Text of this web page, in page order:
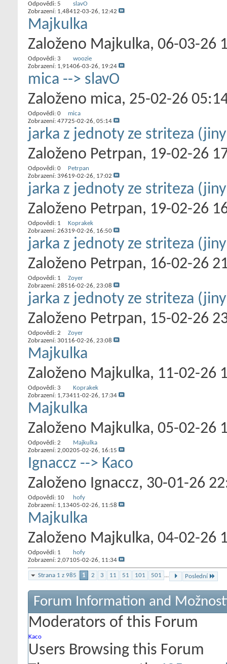
Odpovědi: 5
Zobrazení: 1,484
slavO
12-03-26, 12:42
Majkulka
Založeno Majkulka‎, 06-03-26
Odpovědi: 3
Zobrazení: 1,914
woozie
06-03-26, 19:24
mica --> slavO
Založeno mica‎, 25-02-26
Odpovědi: 0
Zobrazení: 477
mica
25-02-26, 05:14
jarka z jednoty ze striteza
Založeno Petrpan‎, 19-02-26
Odpovědi: 0
Zobrazení: 396
Petrpan
19-02-26, 17:02
jarka z jednoty ze striteza
Založeno Petrpan‎, 19-02-26
Odpovědi: 1
Zobrazení: 263
Koprakek
19-02-26, 16:50
jarka z jednoty ze striteza
Založeno Petrpan‎, 16-02-26
Odpovědi: 1
Zobrazení: 285
Zoyer
16-02-26, 23:08
jarka z jednoty ze striteza
Založeno Petrpan‎, 15-02-26
Odpovědi: 2
Zobrazení: 301
Zoyer
16-02-26, 23:08
Majkulka
Založeno Majkulka‎, 11-02-26
Odpovědi: 3
Zobrazení: 1,734
Koprakek
11-02-26, 17:34
Majkulka
Založeno Majkulka‎, 05-02-26
Odpovědi: 2
Zobrazení: 2,002
Majkulka
05-02-26, 16:15
Ignaccz --> Kaco
Založeno Ignaccz‎, 30-01-26
Odpovědi: 10
Zobrazení: 1,134
hofy
05-02-26, 11:58
Majkulka
Založeno Majkulka‎, 04-02-26
Odpovědi: 1
Zobrazení: 2,071
hofy
05-02-26, 11:34
Strana 1 z 985 1 2 3 11 51 101 501 ... Poslední
Forum Information and
Moderators of this Forum
Kaco
Users Browsing this Forum